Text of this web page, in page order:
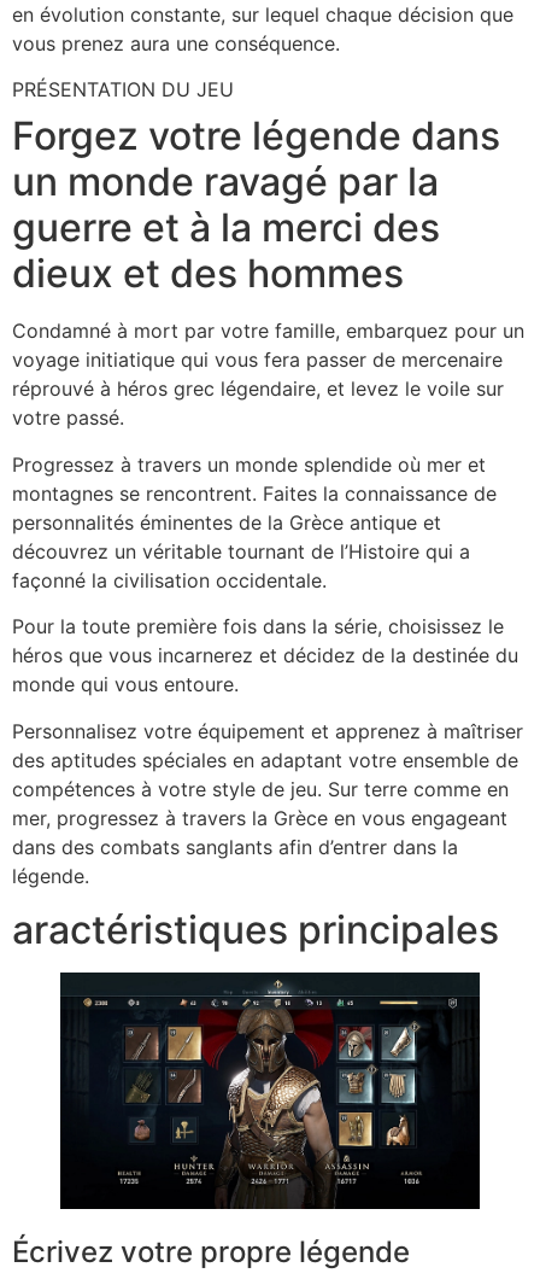
en évolution constante, sur lequel chaque décision que
vous prenez aura une conséquence.
PRÉSENTATION DU JEU
Forgez votre légende dans
un monde ravagé par la
guerre et à la merci des
dieux et des hommes
Condamné à mort par votre famille, embarquez pour un
voyage initiatique qui vous fera passer de mercenaire
réprouvé à héros grec légendaire, et levez le voile sur
votre passé.
Progressez à travers un monde splendide où mer et
montagnes se rencontrent. Faites la connaissance de
personnalités éminentes de la Grèce antique et
découvrez un véritable tournant de l’Histoire qui a
façonné la civilisation occidentale.
Pour la toute première fois dans la série, choisissez le
héros que vous incarnerez et décidez de la destinée du
monde qui vous entoure.
Personnalisez votre équipement et apprenez à maîtriser
des aptitudes spéciales en adaptant votre ensemble de
compétences à votre style de jeu. Sur terre comme en
mer, progressez à travers la Grèce en vous engageant
dans des combats sanglants afin d’entrer dans la
légende.
aractéristiques principales
Écrivez votre propre légende